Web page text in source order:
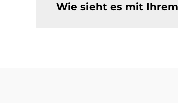
Wie sieht es mit